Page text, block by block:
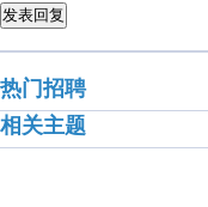
发表回复
热门招聘
相关主题